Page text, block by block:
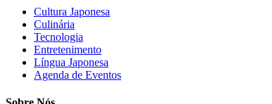
Cultura Japonesa
Culinária
Tecnologia
Entretenimento
Língua Japonesa
Agenda de Eventos